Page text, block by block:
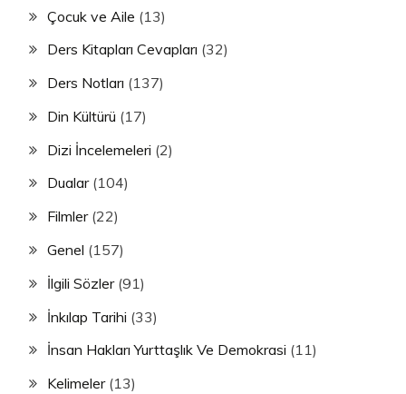
Çocuk ve Aile (13)
Ders Kitapları Cevapları (32)
Ders Notları (137)
Din Kültürü (17)
Dizi İncelemeleri (2)
Dualar(104)
Filmler(22)
Genel (157)
İlgili Sözler(91)
İnkılap Tarihi (33)
İnsan Hakları Yurttaşlık Ve Demokrasi (11)
Kelimeler(13)